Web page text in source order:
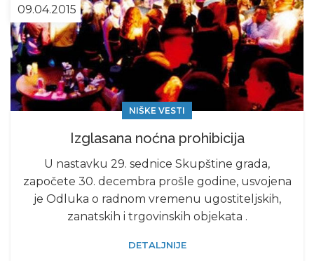
09.04.2015
NIŠKE VESTI
Izglasana noćna prohibicija
U nastavku 29. sednice Skupštine grada,
započete 30. decembra prošle godine, usvojena
je Odluka o radnom vremenu ugostiteljskih,
zanatskih i trgovinskih objekata .
DETALJNIJE